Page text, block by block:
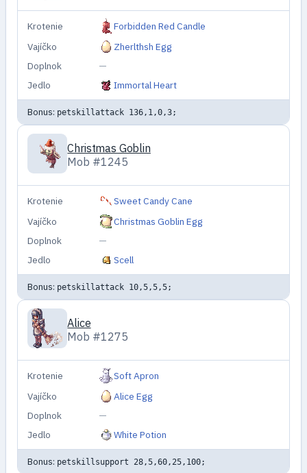
Krotenie
Forbidden Red Candle
Vajíčko
Zherlthsh Egg
Doplnok
—
Jedlo
Immortal Heart
Bonus: petskillattack 136,1,0,3;
Christmas Goblin
Mob #1245
Krotenie
Sweet Candy Cane
Vajíčko
Christmas Goblin Egg
Doplnok
—
Jedlo
Scell
Bonus: petskillattack 10,5,5,5;
Alice
Mob #1275
Krotenie
Soft Apron
Vajíčko
Alice Egg
Doplnok
—
Jedlo
White Potion
Bonus: petskillsupport 28,5,60,25,100;